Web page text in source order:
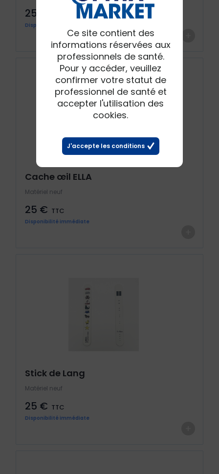
25 €
Disponibilité immédiate
Cache œil ELLA
Matériel neuf
25 € TTC
Disponibilité immédiate
Stick de Lang
Matériel neuf
25 € TTC
Disponibilité immédiate
Ce site contient des
informations réservées aux
professionnels de santé.
Pour y accéder, veuillez
confirmer votre statut de
professionnel de santé et
accepter l'utilisation des
cookies.
J'accepte les conditions